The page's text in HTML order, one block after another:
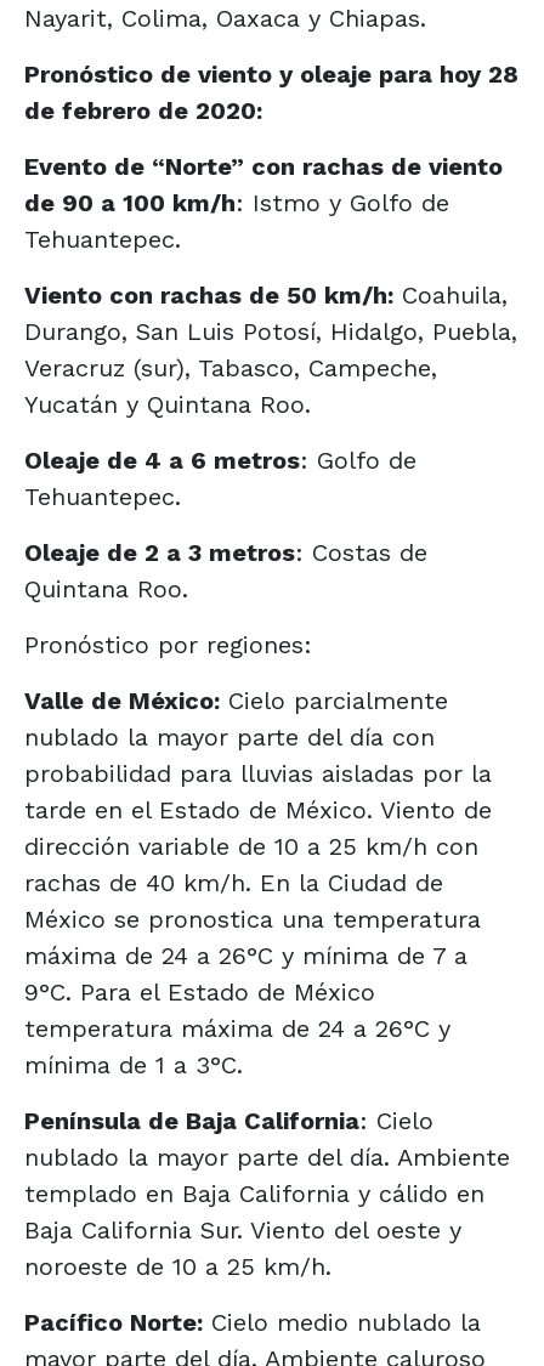
Nayarit, Colima, Oaxaca y Chiapas.
Pronóstico de viento y oleaje para hoy 28
de febrero de 2020:
Evento de “Norte” con rachas de viento
de 90 a 100 km/h: Istmo y Golfo de
Tehuantepec.
Viento con rachas de 50 km/h: Coahuila,
Durango, San Luis Potosí, Hidalgo, Puebla,
Veracruz (sur), Tabasco, Campeche,
Yucatán y Quintana Roo.
Oleaje de 4 a 6 metros: Golfo de
Tehuantepec.
Oleaje de 2 a 3 metros: Costas de
Quintana Roo.
Pronóstico por regiones:
Valle de México: Cielo parcialmente
nublado la mayor parte del día con
probabilidad para lluvias aisladas por la
tarde en el Estado de México. Viento de
dirección variable de 10 a 25 km/h con
rachas de 40 km/h. En la Ciudad de
México se pronostica una temperatura
máxima de 24 a 26°C y mínima de 7 a
9°C. Para el Estado de México
temperatura máxima de 24 a 26°C y
mínima de 1 a 3°C.
Península de Baja California: Cielo
nublado la mayor parte del día. Ambiente
templado en Baja California y cálido en
Baja California Sur. Viento del oeste y
noroeste de 10 a 25 km/h.
Pacífico Norte: Cielo medio nublado la
mayor parte del día. Ambiente caluroso